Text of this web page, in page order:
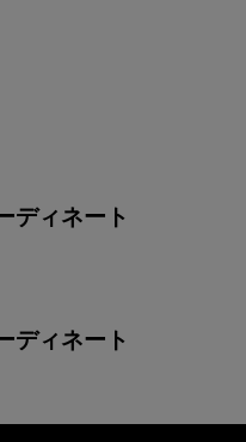
ディネート
ディネート